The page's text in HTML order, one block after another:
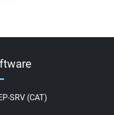
SRV (CAT)